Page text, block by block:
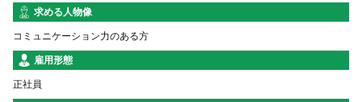
求める人物像
コミュニケーション力のある方
雇用形態
正社員